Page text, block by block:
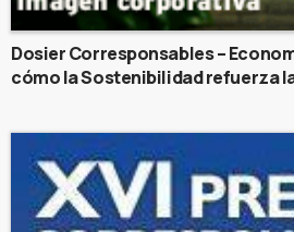
Dosier Corresponsables –
cómo la Sostenibilidad refuerza